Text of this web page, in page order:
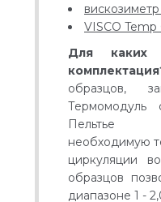
VISCO
Для каких
образцов,
Термомодуль
Пельтье
необходимую
циркуляции
образцов
диапазоне 1 -